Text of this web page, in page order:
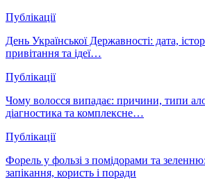
Публікації
День Української Державності: дата,
привітання та ідеї…
Публікації
Чому волосся випадає: причини, типи
діагностика та комплексне…
Публікації
Форель у фользі з помідорами та
запікання, користь і поради